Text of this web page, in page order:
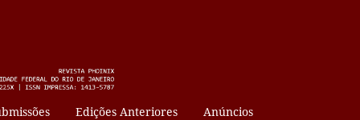
Edições Anteriores Anúncios